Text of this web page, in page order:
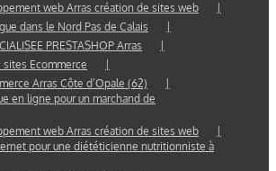
web Arras création de sites web
dans le Nord Pas de Calais
PRESTASHOP Arras
Ecommerce
Arras Côte d’Opale (62)
en ligne pour un marchand de
web Arras création de sites web
pour une diététicienne nutritionniste à